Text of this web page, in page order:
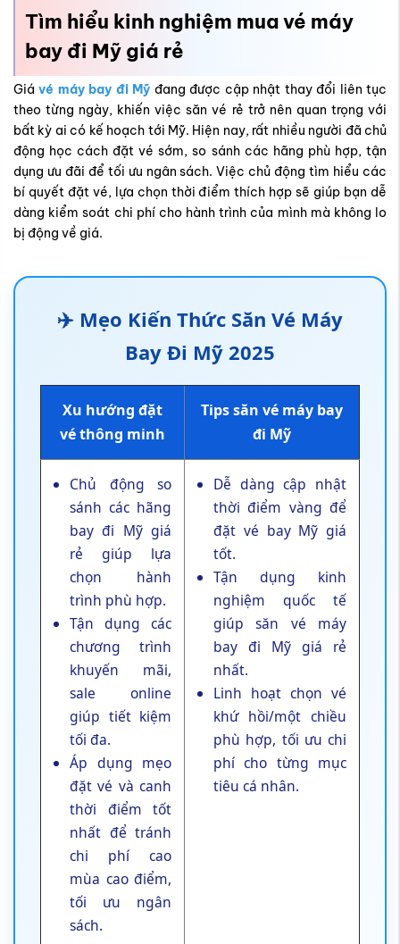
Tìm hiểu kinh nghiệm mua vé máy
bay đi Mỹ giá rẻ
Giávé máy bay đi Mỹ đang được cập nhật thay đổi liên tục
theo từng ngày, khiến việc săn vé rẻ trở nên quan trọng với
bất kỳ ai có kế hoạch tới Mỹ. Hiện nay, rất nhiều người đã chủ
động học cách đặt vé sớm, so sánh các hãng phù hợp, tận
dụng ưu đãi để tối ưu ngân sách. Việc chủ động tìm hiểu các
bí quyết đặt vé, lựa chọn thời điểm thích hợp sẽ giúp bạn dễ
dàng kiểm soát chi phí cho hành trình của mình mà không lo
bị động về giá.
✈️ Mẹo Kiến Thức Săn Vé Máy
Bay Đi Mỹ 2025
Xu hướng đặt
vé thông minh
Tips săn vé máy bay
đi Mỹ
Chủ động so
sánh các hãng
bay đi Mỹ giá
rẻ giúp lựa
chọn hành
trình phù hợp.
Tận dụng các
chương trình
khuyến mãi,
sale online
giúp tiết kiệm
tối đa.
Áp dụng mẹo
đặt vé và canh
thời điểm tốt
nhất để tránh
chi phí cao
mùa cao điểm,
tối ưu ngân
sách.
Dễ dàng cập nhật
thời điểm vàng để
đặt vé bay Mỹ giá
tốt.
Tận dụng kinh
nghiệm quốc tế
giúp săn vé máy
bay đi Mỹ giá rẻ
nhất.
Linh hoạt chọn vé
khứ hồi/một chiều
phù hợp, tối ưu chi
phí cho từng mục
tiêu cá nhân.